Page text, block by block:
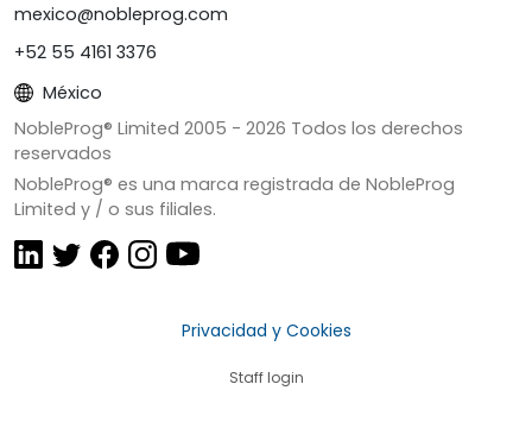
mexico@nobleprog.com
+52 55 4161 3376
México
NobleProg® Limited 2005 - 2026 Todos los derechos
reservados
NobleProg® es una marca registrada de NobleProg
Limited y / o sus filiales.
Privacidad y Cookies
Staff login